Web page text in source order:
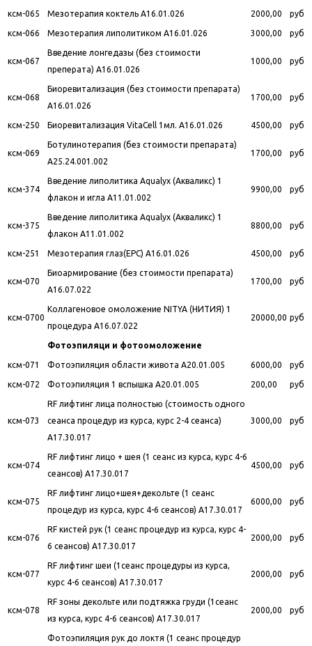
ксм-065 Мезотерапия коктель A16.01.026 2000,00 руб
ксм-066 Мезотерапия липолитиком A16.01.026 3000,00 руб
ксм-067
Введение лонгедазы (без стоимости
преперата) A16.01.026
1000,00 руб
ксм-068
Биоревитализация (без стоимости препарата)
A16.01.026
1700,00 руб
ксм-250 Биоревитализация VitaCell 1мл. A16.01.026 4500,00 руб
ксм-069
Ботулинотерапия (без стоимости препарата)
A25.24.001.002
1700,00 руб
ксм-374
Введение липолитика Aqualyx (Акваликс) 1
флакон и игла A11.01.002
9900,00 руб
ксм-375
Введение липолитика Aqualyx (Акваликс) 1
флакон A11.01.002
8800,00 руб
ксм-251 Мезотерапия глаз(ЕРС) A16.01.026 4500,00 руб
ксм-070
Биоармирование (без стоимости препарата)
A16.07.022
1700,00 руб
ксм-0700
Коллагеновое омоложение NITYA (НИТИЯ) 1
процедура A16.07.022
20000,00 руб
Фотоэпиляци и фотоомоложение
ксм-071 Фотоэпиляция области живота A20.01.005 6000,00 руб
ксм-072 Фотоэпиляция 1 вспышка A20.01.005 200,00 руб
ксм-073
RF лифтинг лица полностью (стоимость одного
сеанса процедур из курса, курс 2-4 сеанса)
A17.30.017
3000,00 руб
ксм-074
RF лифтинг лицо + шея (1 сеанс из курса, курс 4-6
сеансов) A17.30.017
4500,00 руб
ксм-075
RF лифтинг лицо+шея+декольте (1 сеанс
процедур из курса, курс 4-6 сеансов) A17.30.017
6000,00 руб
ксм-076
RF кистей рук (1 сеанс процедур из курса, курс 4-
6 сеансов) A17.30.017
2000,00 руб
ксм-077
RF лифтинг шеи (1сеанс процедуры из курса,
курс 4-6 сеансов) A17.30.017
2000,00 руб
ксм-078
RF зоны декольте или подтяжка груди (1сеанс
из курса, курс 4-6 сеансов) A17.30.017
2000,00 руб
Фотоэпиляция рук до локтя (1 сеанс процедур